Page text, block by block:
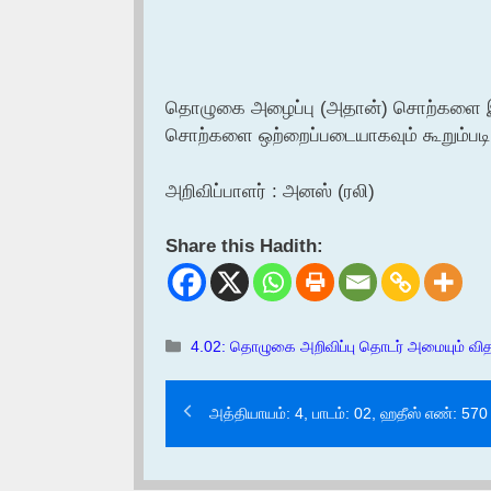
தொழுகை அழைப்பு (அதான்) சொற்களை
சொற்களை ஒற்றைப்படையாகவும்
அறிவிப்பாளர் : அனஸ் (ரலி)
Share this Hadith:
Categories
4.02: தொழுகை அறிவிப்பு தொடர் அமையும்
அத்தியாயம்: 4, பாடம்: 02, ஹதீஸ் எண்: 570